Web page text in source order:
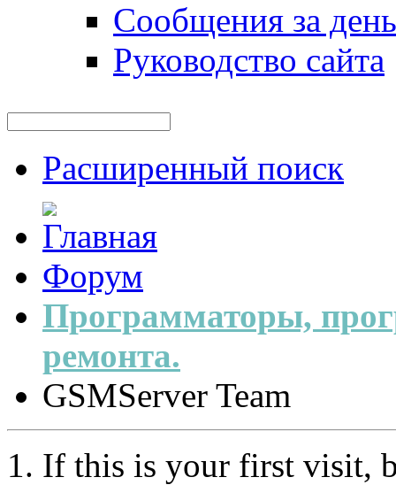
Сообщения за день
Руководство сайта
Расширенный поиск
Форум
Программаторы,
ремонта.
GSMServer Team
If this is your first visit,